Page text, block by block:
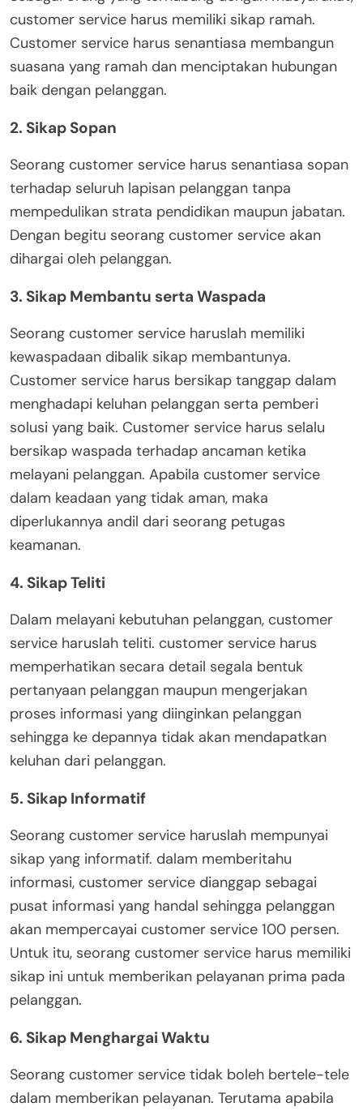
customer service harus memiliki sikap ramah.
Customer service harus senantiasa membangun
suasana yang ramah dan menciptakan hubungan
baik dengan pelanggan.
2. Sikap Sopan
Seorang customer service harus senantiasa sopan
terhadap seluruh lapisan pelanggan tanpa
mempedulikan strata pendidikan maupun jabatan.
Dengan begitu seorang customer service akan
dihargai oleh pelanggan.
3. Sikap Membantu serta Waspada
Seorang customer service haruslah memiliki
kewaspadaan dibalik sikap membantunya.
Customer service harus bersikap tanggap dalam
menghadapi keluhan pelanggan serta pemberi
solusi yang baik. Customer service harus selalu
bersikap waspada terhadap ancaman ketika
melayani pelanggan. Apabila customer service
dalam keadaan yang tidak aman, maka
diperlukannya andil dari seorang petugas
keamanan.
4. Sikap Teliti
Dalam melayani kebutuhan pelanggan, customer
service haruslah teliti. customer service harus
memperhatikan secara detail segala bentuk
pertanyaan pelanggan maupun mengerjakan
proses informasi yang diinginkan pelanggan
sehingga ke depannya tidak akan mendapatkan
keluhan dari pelanggan.
5. Sikap Informatif
Seorang customer service haruslah mempunyai
sikap yang informatif. dalam memberitahu
informasi, customer service dianggap sebagai
pusat informasi yang handal sehingga pelanggan
akan mempercayai customer service 100 persen.
Untuk itu, seorang customer service harus memiliki
sikap ini untuk memberikan pelayanan prima pada
pelanggan.
6. Sikap Menghargai Waktu
Seorang customer service tidak boleh bertele-tele
dalam memberikan pelayanan. Terutama apabila